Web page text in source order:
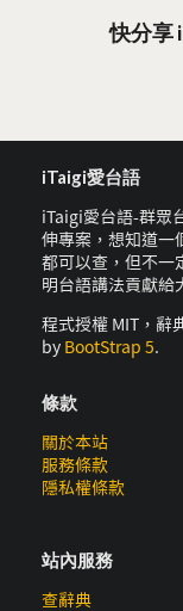
快分享
iTaigi愛台語
iTaigi愛台語-群眾
伸專案，想知道一
都可以查，但不一
明台語講法貢獻給
程式授權 MIT，辭
by BootStrap 5.
條款
關於本站
服務條款
隱私權條款
站內服務
查辭典